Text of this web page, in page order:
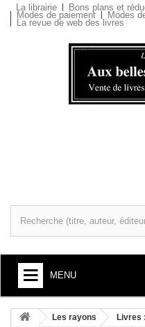
La librairie Bons plans et
Modes de paiement Modes
La revue de web des livres
MENU
LIVRES : ARTS ET SOCIÉTÉ
Les rayons Livres